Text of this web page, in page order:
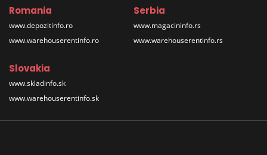
Romania
www.depozitinfo.ro
www.warehouserentinfo.ro
Serbia
www.magacininfo.rs
www.warehouserentinfo.rs
Slovakia
www.skladinfo.sk
www.warehouserentinfo.sk